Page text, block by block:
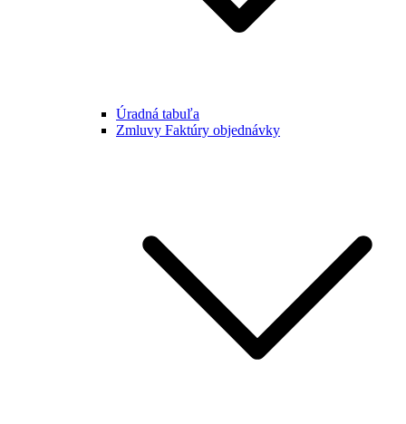
Úradná tabuľa
Zmluvy Faktúry objednávky